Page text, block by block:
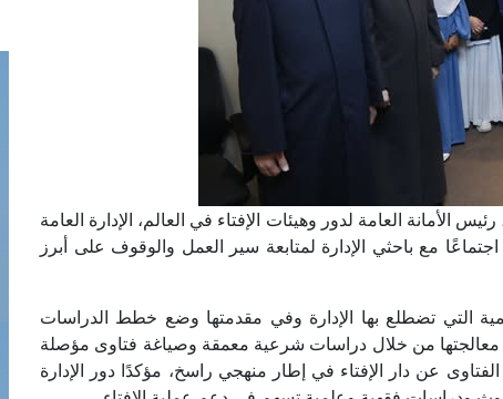
الأمانة العامة لدور وهيئات الإفتاء في العالم، الإدارة العامة
مع باحثي الإدارة لمتابعة سير العمل والوقوف على أبرز
التي تضطلع بها الإدارة وفي مقدمتها وضع خطط الدراسات
معالجتها من خلال دراسات شرعية معمقة وصياغة فتاوى مؤصلة
عن دار الإفتاء في إطار منهجي راسخ، مؤكدًا دور الإدارة